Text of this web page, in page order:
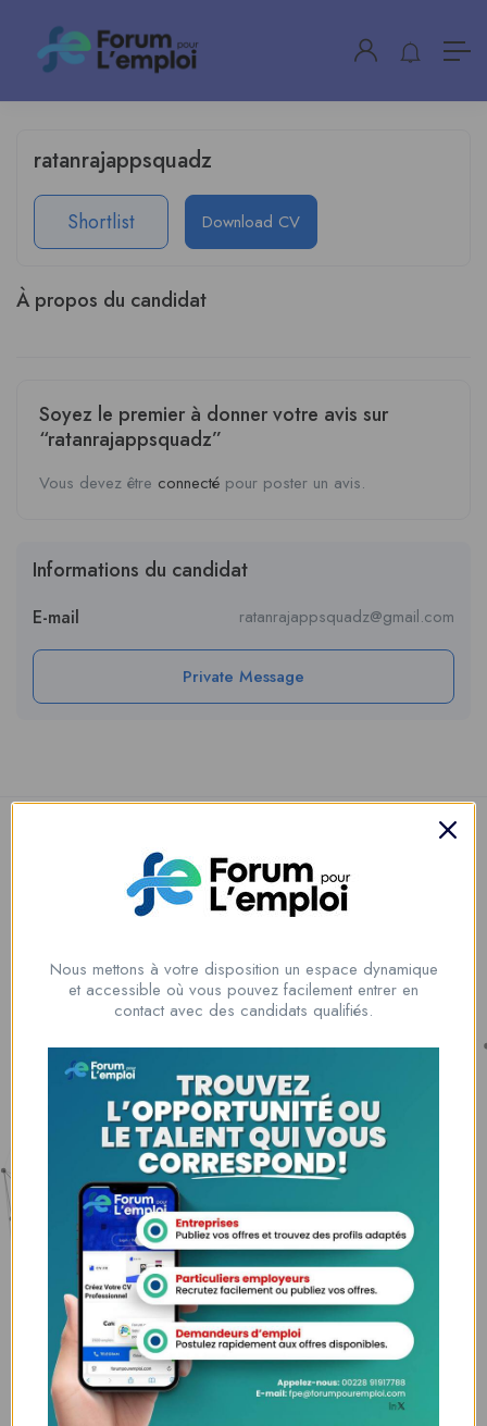
ratanrajappsquadz
Shortlist Download CV
À propos du candidat
Soyez le premier à donner votre avis sur
“ratanrajappsquadz”
Vous devez être connecté pour poster un avis.
Informations du candidat
E-mail ratanrajappsquadz@gmail.com
Private Message
Nous contacter
00228 91917788
la solution idéale pour tous ceux qui cherchent à se connecter au
monde du travail. Que vous soyez à la recherche d’une nouvelle
opportunité professionnelle ou que vous souhaitiez recruter les meilleurs
Lome, Togo
fpe@forumpouremploi.com / 0022891917788
Espaces Candidats
Parcourir les Candidats
Tableau de Bord
Nous mettons à votre disposition un espace dynamique
et accessible où vous pouvez facilement entrer en
contact avec des candidats qualifiés.